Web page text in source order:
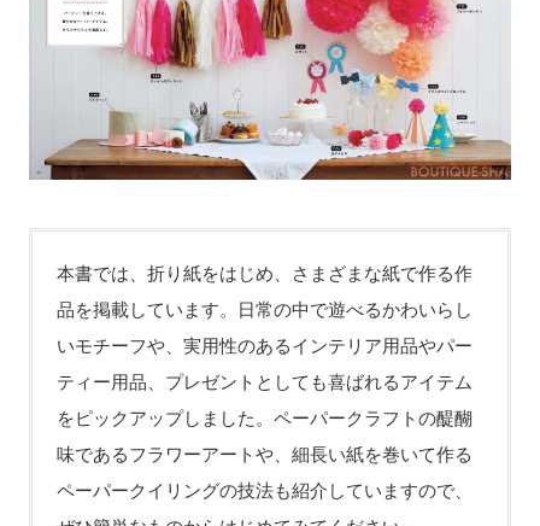
本書では、折り紙をはじめ、さまざまな紙で作る作
品を掲載しています。日常の中で遊べるかわいらし
いモチーフや、実用性のあるインテリア用品やパー
ティー用品、プレゼントとしても喜ばれるアイテム
をピックアップしました。ペーパークラフトの醍醐
味であるフラワーアートや、細長い紙を巻いて作る
ペーパークイリングの技法も紹介していますので、